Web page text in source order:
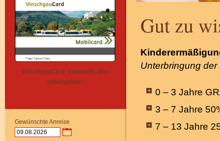
Gut zu
Unterbringung
0 – 3 Jahre
3 – 7 Jahre
7 – 13 Jahre
VinschgauCard: kostenlos aber
unbezahlbar!
Gewünschte Anreise